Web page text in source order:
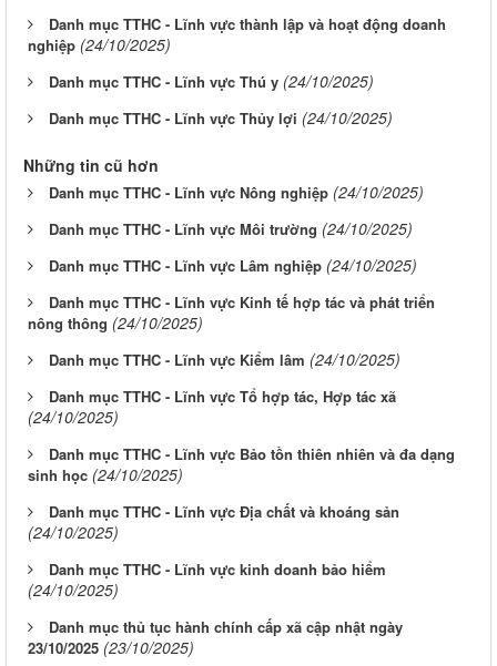
Danh mục TTHC - Lĩnh vực thành lập và hoạt động doanh
nghiệp (24/10/2025)
Danh mục TTHC - Lĩnh vực Thú y (24/10/2025)
Danh mục TTHC - Lĩnh vực Thủy lợi (24/10/2025)
Những tin cũ hơn
Danh mục TTHC - Lĩnh vực Nông nghiệp (24/10/2025)
Danh mục TTHC - Lĩnh vực Môi trường (24/10/2025)
Danh mục TTHC - Lĩnh vực Lâm nghiệp (24/10/2025)
Danh mục TTHC - Lĩnh vực Kinh tế hợp tác và phát triển
nông thông (24/10/2025)
Danh mục TTHC - Lĩnh vực Kiểm lâm (24/10/2025)
Danh mục TTHC - Lĩnh vực Tổ hợp tác, Hợp tác xã
(24/10/2025)
Danh mục TTHC - Lĩnh vực Bảo tồn thiên nhiên và đa dạng
sinh học (24/10/2025)
Danh mục TTHC - Lĩnh vực Địa chất và khoáng sản
(24/10/2025)
Danh mục TTHC - Lĩnh vực kinh doanh bảo hiểm
(24/10/2025)
Danh mục thủ tục hành chính cấp xã cập nhật ngày
23/10/2025 (23/10/2025)
Thông báo lịch làm việc tuần của HĐND và UBND phường
Nhơn Trạch( từ ngày 03/08/2026 đến ngày 08/08/2026)